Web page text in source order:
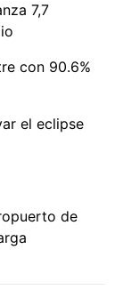
7,7
con 90.6%
el eclipse
de